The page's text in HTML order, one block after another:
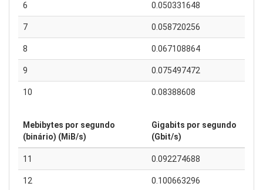
6 0.050331648
7 0.058720256
8 0.067108864
9 0.075497472
10 0.08388608
Mebibytes por segundo
(binário) (MiB/s)
Gigabits por segundo
(Gbit/s)
11 0.092274688
12 0.100663296